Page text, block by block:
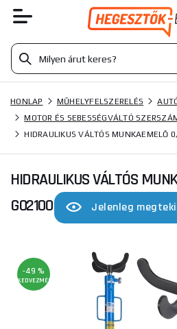
HONLAP MŰHELYFELSZERELÉS
MOTOR ÉS SEBESSÉGVÁLTÓ
HIDRAULIKUS VÁLTÓS MUNKAEMELŐ
HIDRAULIKUS VÁLTÓS
G02100
Jelenleg
-49 %
KEDVEZMÉNY